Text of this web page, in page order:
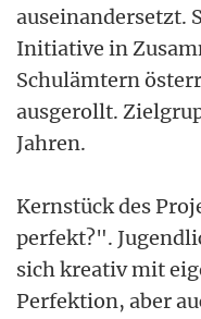
auseinandersetzt.
Initiative in
Schulämtern
ausgerollt.
Jahren.
Kernstück des
perfekt?".
sich kreativ mit
Perfektion, aber